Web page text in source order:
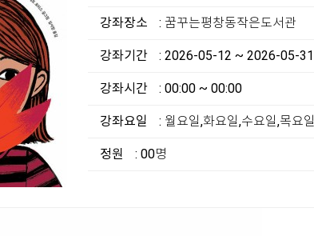
강좌장소 : 꿈꾸는평창동작은도서관
강좌기간 : 2026-05-12 ~ 2026-05-31
강좌시간 : 00:00 ~ 00:00
강좌요일 : 월요일,화요일,수요일,목요
정원 : 00명